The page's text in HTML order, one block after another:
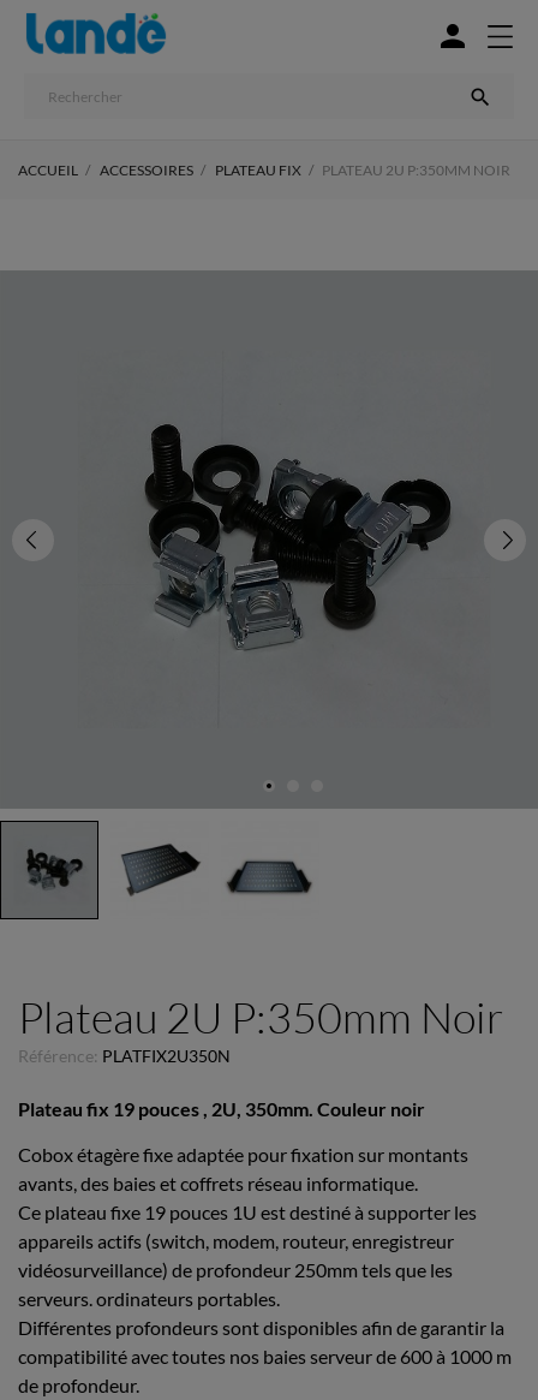


ACCUEIL ACCESSOIRES PLATEAU FIX PLATEAU 2U P:350MM NOIR
Plateau 2U P:350mm Noir
Référence: PLATFIX2U350N
Plateau fix 19 pouces , 2U, 350mm. Couleur noir
Cobox étagère fixe adaptée pour fixation sur montants
avants, des baies et coffrets réseau informatique.
Ce plateau fixe 19 pouces 1U est destiné à supporter les
appareils actifs (switch, modem, routeur, enregistreur
vidéosurveillance) de profondeur 250mm tels que les
serveurs. ordinateurs portables.
Différentes profondeurs sont disponibles afin de garantir la
compatibilité avec toutes nos baies serveur de 600 à 1000 m
de profondeur.